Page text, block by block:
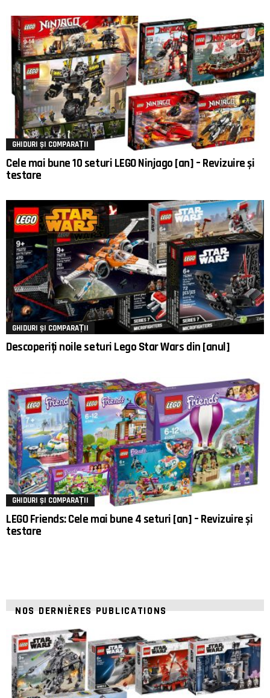
GHIDURI ȘI COMPARAȚII
Cele mai bune 10 seturi LEGO Ninjago [an] – Revizuire și
testare
GHIDURI ȘI COMPARAȚII
Descoperiți noile seturi Lego Star Wars din [anul]
GHIDURI ȘI COMPARAȚII
LEGO Friends: Cele mai bune 4 seturi [an] – Revizuire și
testare
NOS DERNIÈRES PUBLICATIONS